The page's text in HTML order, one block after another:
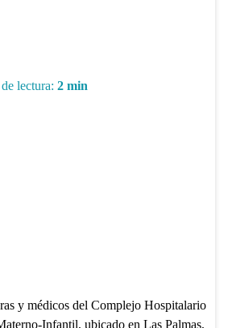
lectura: 2 min
y médicos del Complejo Hospitalario
Infantil, ubicado en Las Palmas,